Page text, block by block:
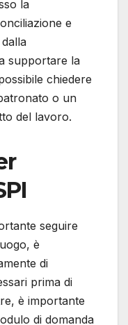
la
e
supportare la
chiedere
o un
del lavoro.
seguire
è
di
prima di
è importante
di domanda